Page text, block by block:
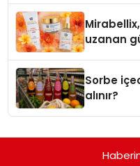
uzanan
Sorbe
alınır?